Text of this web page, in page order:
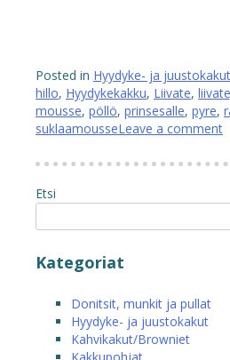
Posted in Hyydyke- ja juustokakut
hillo, Hyydykekakku, Liivate,
mousse, pöllö, prinsesalle, pyre,
suklaamousseLeave a comment
Etsi
Kategoriat
Donitsit, munkit ja pullat
Hyydyke- ja juustokakut
Kahvikakut/Browniet